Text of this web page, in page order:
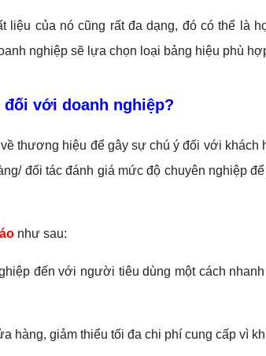
của nó cũng rất đa dạng, đó có thể là
nghiệp sẽ lựa chọn loại bảng hiệu phù
với doanh nghiệp?
thương hiệu để gây sự chú ý đối với
đối tác đánh giá mức độ chuyên nghiệp
như sau:
đến với người tiêu dùng một cách
hàng, giảm thiểu tối đa chi phí cung cấp vì